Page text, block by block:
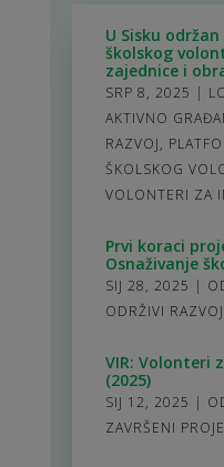
U Sisku
školskog
zajednice i
SRP 8, 2025 |
AKTIVNO
RAZVOJ,
ŠKOLSKOG
VOLONTERI ZA
Prvi koraci
Osnaživanje
SIJ 28, 2025 |
ODRŽIVI RAZVOJ
VIR: Volonteri
(2025)
SIJ 12, 2025 |
ZAVRŠENI